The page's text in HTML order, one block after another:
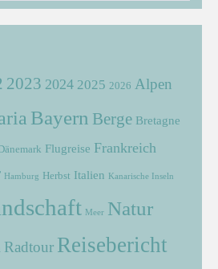
2023 2024 2025 2026 Alpen
Bayern Berge Bretagne
Flugreise Frankreich
Hamburg Herbst Italien Kanarische Inseln
Meer Natur
Radtour Reisebericht